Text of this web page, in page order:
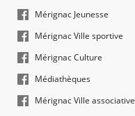
Mérignac Jeunesse
Mérignac Ville sportive
Mérignac Culture
Médiathèques
Mérignac Ville associative